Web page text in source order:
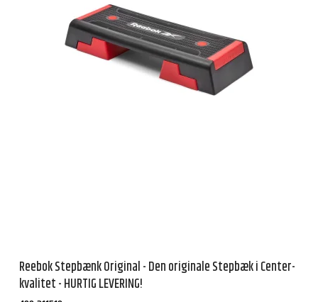
Reebok Stepbænk Original - Den originale Stepbæk i Center-
kvalitet - HURTIG LEVERING!